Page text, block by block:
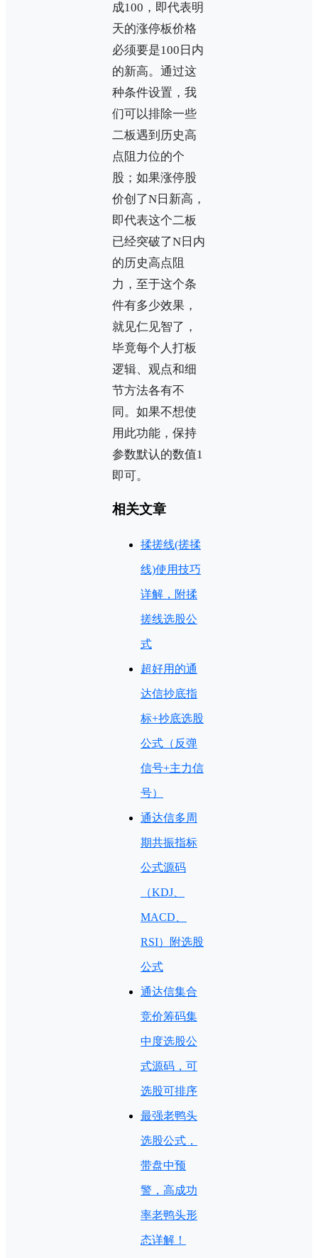
成100，即代表明
天的涨停板价格
必须要是100日内
的新高。通过这
种条件设置，我
们可以排除一些
二板遇到历史高
点阻力位的个
股；如果涨停股
价创了N日新高，
即代表这个二板
已经突破了N日内
的历史高点阻
力，至于这个条
件有多少效果，
就见仁见智了，
毕竟每个人打板
逻辑、观点和细
节方法各有不
同。如果不想使
用此功能，保持
参数默认的数值1
即可。
相关文章
揉搓线(搓揉
线)使用技巧
详解，附揉
搓线选股公
式
超好用的通
达信抄底指
标+抄底选股
公式（反弹
信号+主力信
号）
通达信多周
期共振指标
公式源码
（KDJ、
MACD、
RSI）附选股
公式
通达信集合
竞价筹码集
中度选股公
式源码，可
选股可排序
最强老鸭头
选股公式，
带盘中预
警，高成功
率老鸭头形
态详解！